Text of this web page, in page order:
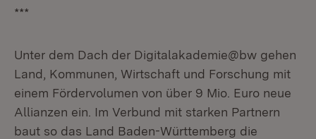
***
Unter dem Dach der Digitalakademie@bw gehen
Land, Kommunen, Wirtschaft und Forschung mit
einem Fördervolumen von über 9 Mio. Euro neue
Allianzen ein. Im Verbund mit starken Partnern
baut so das Land Baden-Württemberg die